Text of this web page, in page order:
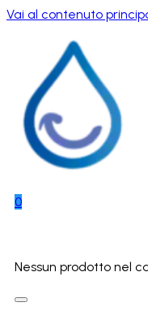
Vai al contenuto
0
Nessun prodotto nel